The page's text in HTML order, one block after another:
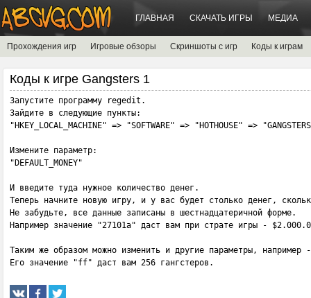
ГЛАВНАЯ СКАЧАТЬ ИГРЫ МЕДИА
Прохождения игр Игровые обзоры Скриншоты с игр Коды к играм
Коды к игре Gangsters 1
Запустите программу regedit.
Зайдите в следующие пункты:
"HKEY_LOCAL_MACHINE" => "SOFTWARE" => "HOTHOUSE" =>
Измените параметр:
"DEFAULT_MONEY"
И введите туда нужное количество денег.
Теперь начните новую игру, и у вас будет столько денег,
Не забудьте, все данные записаны в шестнадцатеричной форме.
Например значение "27101a" даст вам при страте игры -
Таким же образом можно изменить и другие параметры, например -
Его значение "ff" даст вам 256 гангстеров.